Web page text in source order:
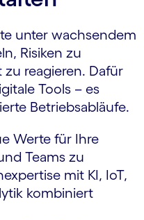
unter wachsendem
Risiken zu
reagieren. Dafür
Tools – es
Betriebsabläufe.
Werte für Ihre
Teams zu
mit KI, IoT,
kombiniert